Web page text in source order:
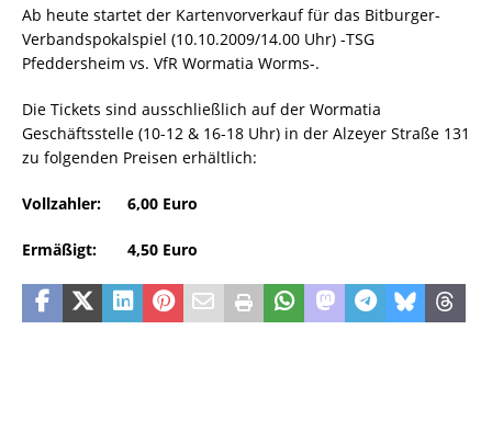
Ab heute startet der Kartenvorverkauf für das Bitburger-
Verbandspokalspiel (10.10.2009/14.00 Uhr) -TSG
Pfeddersheim vs. VfR Wormatia Worms-.
Die Tickets sind ausschließlich auf der Wormatia
Geschäftsstelle (10-12 & 16-18 Uhr) in der Alzeyer Straße 131
zu folgenden Preisen erhältlich:
Vollzahler: 6,00 Euro
Ermäßigt: 4,50 Euro